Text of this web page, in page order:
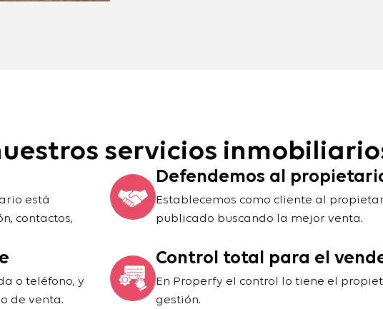
servicios
está
contactos,
Defendemos al
Establecemos como cliente al
publicado buscando la mejor venta.
o teléfono, y
de venta.
Control total para el
En Properfy el control lo tiene el
gestión.